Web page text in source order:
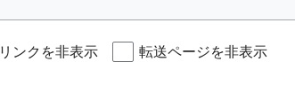
リンクを非表示 転送ページを非表示